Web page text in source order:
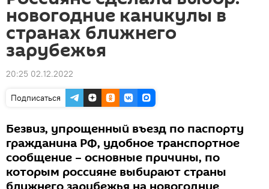
новогодние каникулы в
странах ближнего
зарубежья
20:25 02.12.2022
Подписаться
Безвиз, упрощенный въезд по паспорту
гражданина РФ, удобное транспортное
сообщение – основные причины, по
которым россияне выбирают страны